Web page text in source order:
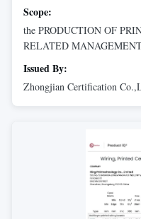
Scope:
the PRODUCTION OF
RELATED
Issued By:
Zhongjian Certification